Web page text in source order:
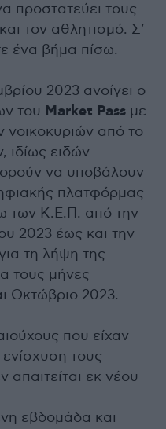
προστατεύει τους
τον αθλητισμό. Σ’
ένα βήμα πίσω.
2023 ανοίγει ο
του Market Pass με
από το
ειδών
να υποβάλουν
πλατφόρμας
των Κ.Ε.Π. από την
2023 έως και την
τη λήψη της
τους μήνες
Οκτώβριο 2023.
που είχαν
τους
εκ νέου
εβδομάδα και